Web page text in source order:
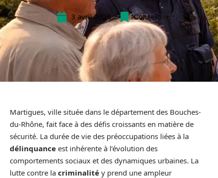
3 avril 2026 Conseils
Martigues, ville située dans le département des Bouches-
du-Rhône, fait face à des défis croissants en matière de
sécurité. La durée de vie des préoccupations liées à la
délinquance est inhérente à l’évolution des
comportements sociaux et des dynamiques urbaines. La
lutte contre la criminalité y prend une ampleur